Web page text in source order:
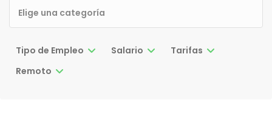
Tipo de Empleo Salario
Tarifas
Remoto